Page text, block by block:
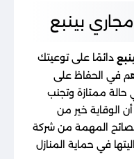
بينبع
دائمًا على توعيتك
في الحفاظ على
ممتازة وتجنب
الوقاية خير من
المهمة من شركة
في حماية المنازل